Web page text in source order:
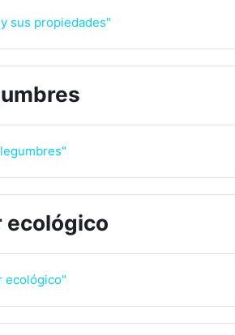
sus propiedades"Página
Página
ecológico
ecológico"Página